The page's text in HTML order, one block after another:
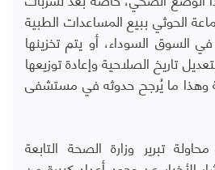
الحوثي ببيع المساعدات الطبية
السوق السوداء، أو يتم تخزينها
تاريخ الصلاحية وإعادة توزيعها
وهذا ما يُرجح حدوثه في مستشفى
تبرير وزارة الصحة التابعة